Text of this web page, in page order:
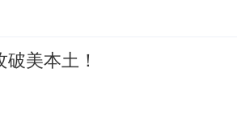
美本土！